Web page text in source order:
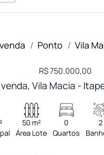
venda Ponto Vila
R$ 750.000,00
Vila Macia -
50 m²
Área Lote
0
Quartos
2